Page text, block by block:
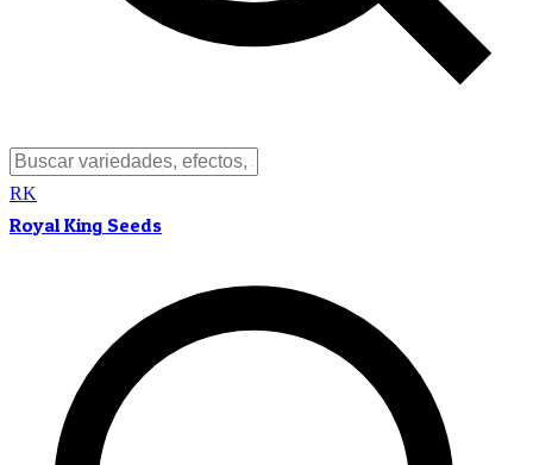
RK
Royal King Seeds